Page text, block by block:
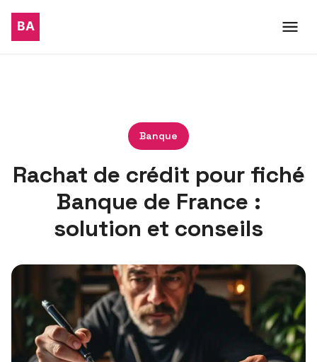
Banque
Rachat de crédit pour fiché
Banque de France :
solution et conseils